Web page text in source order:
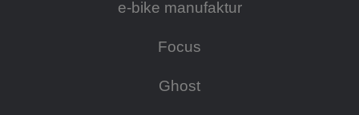
e-bike manufaktur
Focus
Ghost